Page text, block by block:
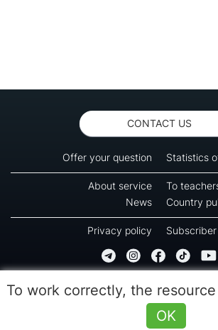
CONTACT US
Offer your question Statistics
About service
To
News
Country
Privacy policy
All rights reserved. No part of information from this page
used for reproduction, transmission to other devices. The
To work correctly, the
OK